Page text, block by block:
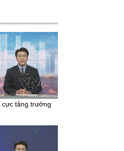
tăng trưởng